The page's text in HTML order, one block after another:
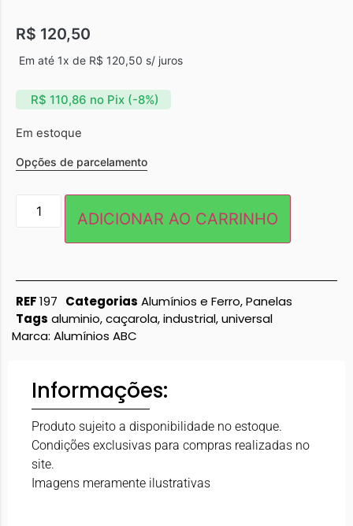
R$ 120,50
Em até 1x de R$ 120,50 s/ juros
R$ 110,86 no Pix (-8%)
Em estoque
Opções de parcelamento
ADICIONAR AO CARRINHO
REF197 Categorias Alumínios e Ferro,Panelas
Tags aluminio,caçarola,industrial,universal
Marca: Alumínios ABC
Informações:
Produto sujeito a disponibilidade no estoque.
Condições exclusivas para compras realizadas no
site.
Imagens meramente ilustrativas